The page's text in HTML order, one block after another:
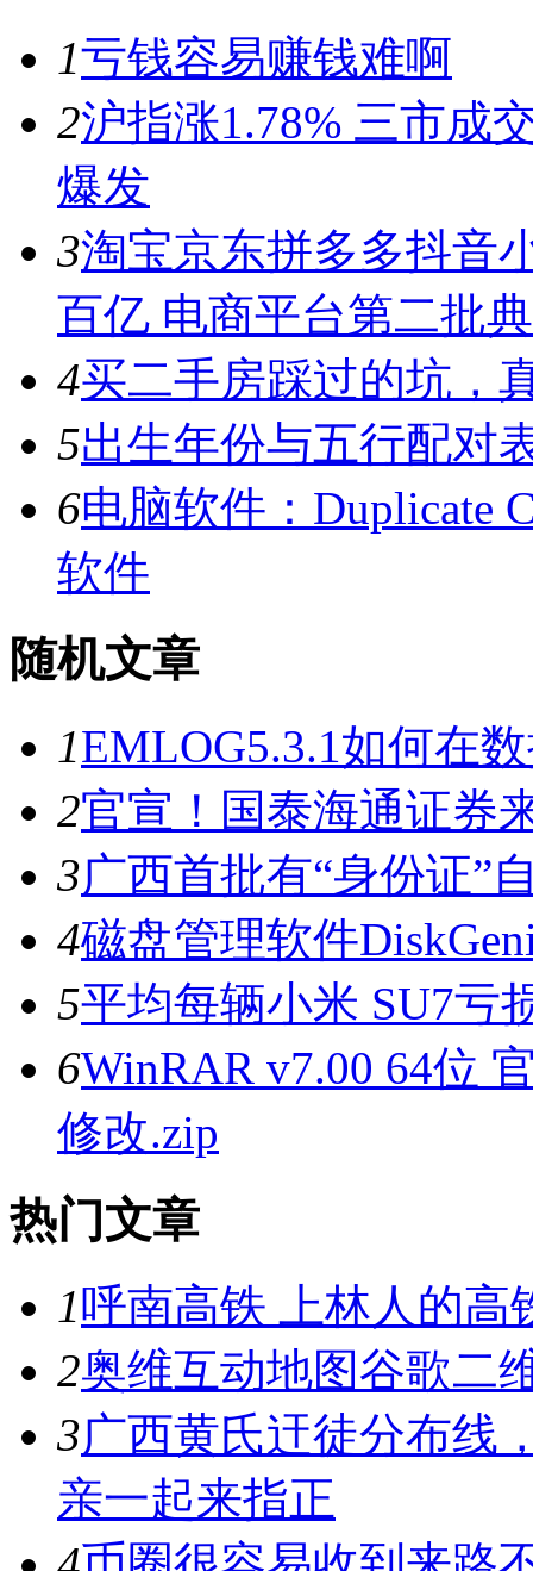
1亏钱容易赚钱难啊
2沪指涨1.78% 三市成
爆发
3淘宝京东拼多多抖音
百亿 电商平台第二批
4买二手房踩过的坑，
5出生年份与五行配对
6电脑软件：Duplicate
软件
随机文章
1EMLOG5.3.1如何在
2官宣！国泰海通证券
3广西首批有“身份证”
4磁盘管理软件
5平均每辆小米 SU7亏
6WinRAR v7.00 64位
修改.zip
热门文章
1呼南高铁 上林人的高
2奥维互动地图谷歌二
3广西黄氏迀徒分布线
亲一起来指正